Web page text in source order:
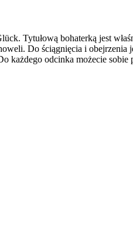
Tytułową bohaterką jest
Do ściągnięcia i obejrzenia
każdego odcinka możecie